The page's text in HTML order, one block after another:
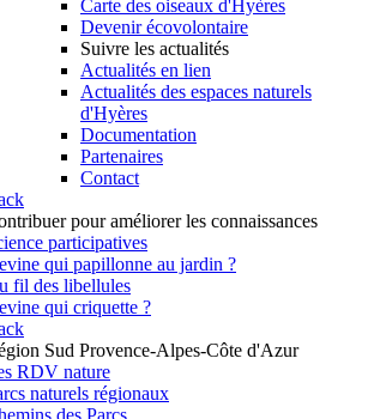
Carte des oiseaux d'Hyères
Devenir écovolontaire
Suivre les actualités
Actualités en lien
Actualités des espaces naturels
d'Hyères
Documentation
Partenaires
Contact
pour améliorer les connaissances
participatives
qui papillonne au jardin ?
fil des libellules
qui criquette ?
Sud Provence-Alpes-Côte d'Azur
RDV nature
naturels régionaux
des Parcs